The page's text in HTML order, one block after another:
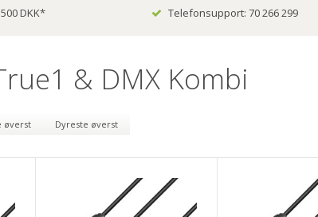
DKK* Telefonsupport: 70 266 299
& DMX Kombi
øverst Dyreste øverst